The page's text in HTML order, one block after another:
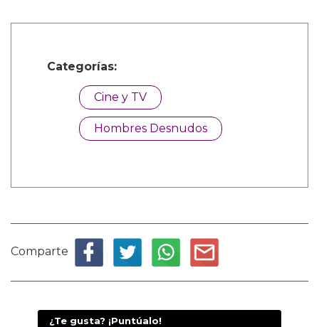
Categorías:
Cine y TV
Hombres Desnudos
Comparte
¿Te gusta? ¡Puntúalo!